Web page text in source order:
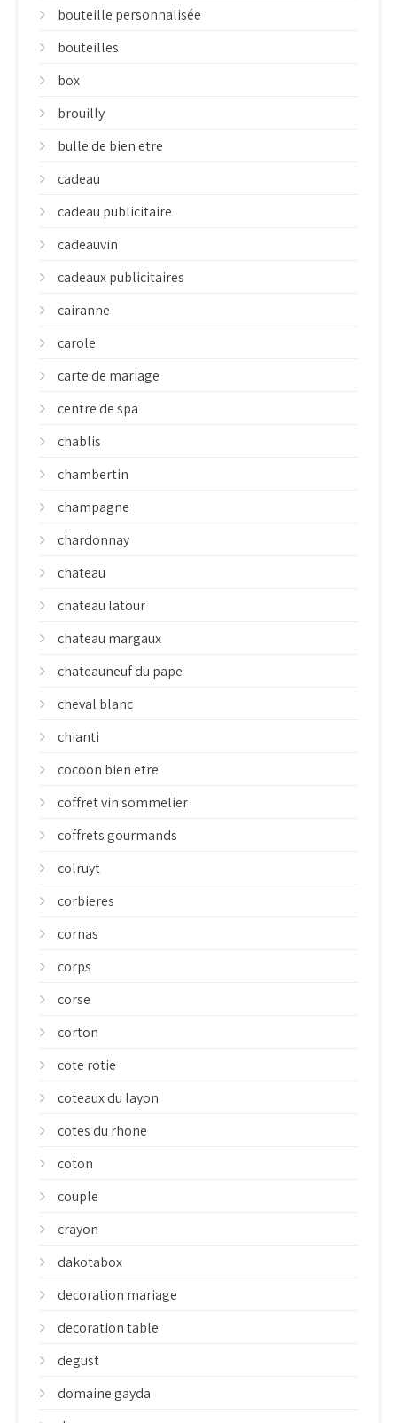
bouteille personnalisée
bouteilles
box
brouilly
bulle de bien etre
cadeau
cadeau publicitaire
cadeauvin
cadeaux publicitaires
cairanne
carole
carte de mariage
centre de spa
chablis
chambertin
champagne
chardonnay
chateau
chateau latour
chateau margaux
chateauneuf du pape
cheval blanc
chianti
cocoon bien etre
coffret vin sommelier
coffrets gourmands
colruyt
corbieres
cornas
corps
corse
corton
cote rotie
coteaux du layon
cotes du rhone
coton
couple
crayon
dakotabox
decoration mariage
decoration table
degust
domaine gayda